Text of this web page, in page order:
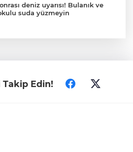
deniz uyarısı! Bulanık ve
suda yüzmeyin
ile Vietnam arasında 'hava'da
Sefer kapasitesi artırıldı
Takip Edin!